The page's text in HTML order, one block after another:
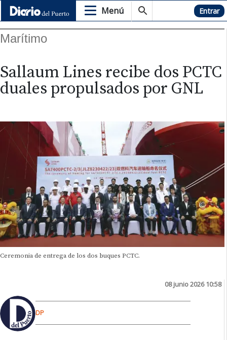
Menú Hemeroteca Entrar
Marítimo
Sallaum Lines recibe dos PCTC
duales propulsados por GNL
Ceremonia de entrega de los dos buques PCTC.
08 junio 2026 10:58
DP